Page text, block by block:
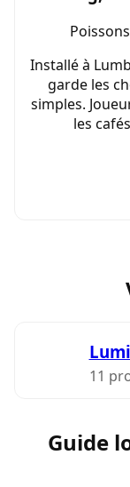
Poissons
Installé à
garde les
simples.
les
11
Guide